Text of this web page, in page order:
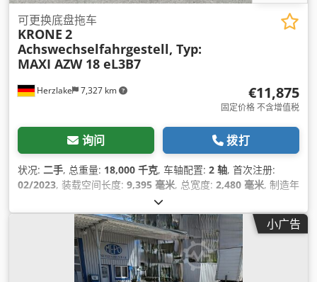
Herzlake 7,327 km
可更换底盘拖车
KRONE 2
Achswechselfahrgestell, Typ:
MAXI AZW 18 eL3B7
€11,875
固定价格 不含增值税
询问 拨打
状况: 二手, 总重量: 18,000 千克, 车轴配置: 2 轴, 首次注册:
02/2023, 装载空间长度: 9,395 毫米, 总宽度: 2,480 毫米, 制造年
防抱死制动系统 (ABS)
小广告